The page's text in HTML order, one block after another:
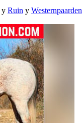
y Ruin y Westernpaarden